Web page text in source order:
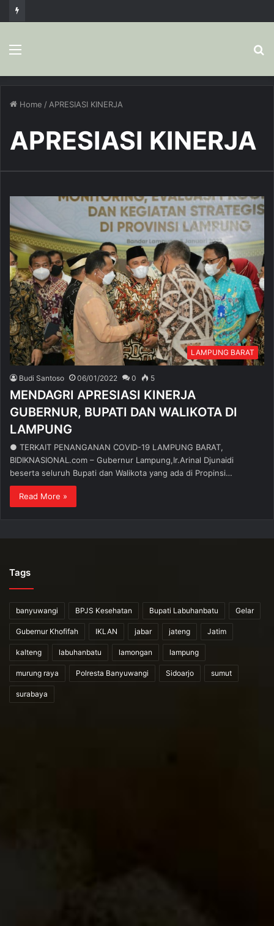
Home / APRESIASI KINERJA
APRESIASI KINERJA
LAMPUNG BARAT
Budi Santoso 06/01/2022 0 5
MENDAGRI APRESIASI KINERJA
GUBERNUR, BUPATI DAN WALIKOTA DI
LAMPUNG
● TERKAIT PENANGANAN COVID-19 LAMPUNG BARAT,
BIDIKNASIONAL.com – Gubernur Lampung,Ir.Arinal Djunaidi
beserta seluruh Bupati dan Walikota yang ada di Propinsi…
Read More »
Tags
banyuwangi BPJS Kesehatan Bupati Labuhanbatu Gelar
Gubernur Khofifah IKLAN jabar jateng Jatim
kalteng labuhanbatu lamongan lampung
murung raya Polresta Banyuwangi Sidoarjo sumut
surabaya